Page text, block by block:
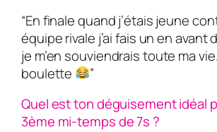
“En finale quand j’étais jeune
équipe rivale j’ai fais un en avant
je m’en souviendrais toute ma
boulette
”
Quel est ton déguisement idéal
3ème mi-temps de 7s ?